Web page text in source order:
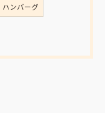
ハンバーグ